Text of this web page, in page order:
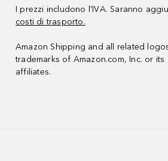
I prezzi includono l’IVA. Saranno
costi di trasporto.
Amazon Shipping and all related
trademarks of Amazon.com, Inc. or its
affiliates.